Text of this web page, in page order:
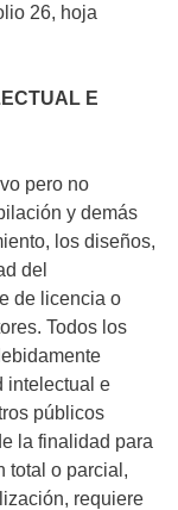
26, hoja
E
pero no
y demás
los diseños,
del
de licencia o
Todos los
intelectual e
públicos
la finalidad para
total o parcial,
requiere